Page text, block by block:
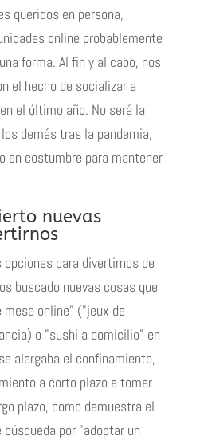
queridos en persona,
online probablemente
forma. Al fin y al cabo, nos
el hecho de socializar a
el último año. No será la
demás tras la pandemia,
en costumbre para mantener
nuevas
para divertirnos de
buscado nuevas cosas que
mesa online" ("jeux de
o "sushi a domicilio" en
alargaba el confinamiento,
a corto plazo a tomar
plazo, como demuestra el
por "adoptar un